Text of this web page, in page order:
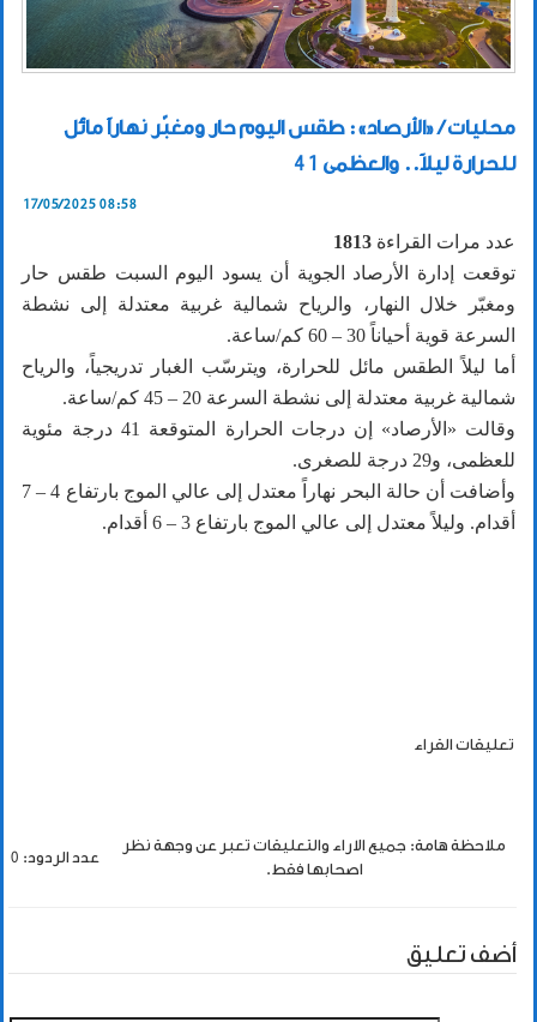
محليات / «الأرصاد»: طقس اليوم حار ومغبّر نهاراً مائل
للحرارة ليلاً.. والعظمى 41
17/05/2025 08:58
عدد مرات القراءة 1813
توقعت إدارة الأرصاد الجوية أن يسود اليوم السبت طقس حار
ومغبّر خلال النهار، والرياح شمالية غربية معتدلة إلى نشطة
السرعة قوية أحياناً 30 – 60 كم/ساعة.
أما ليلاً الطقس مائل للحرارة، ويترسّب الغبار تدريجياً، والرياح
شمالية غربية معتدلة إلى نشطة السرعة 20 – 45 كم/ساعة.
وقالت «الأرصاد» إن درجات الحرارة المتوقعة 41 درجة مئوية
للعظمى، و29 درجة للصغرى.
وأضافت أن حالة البحر نهاراً معتدل إلى عالي الموج بارتفاع 4 – 7
أقدام. وليلاً معتدل إلى عالي الموج بارتفاع 3 – 6 أقدام.
تعليقات القراء
ملاحظة هامة: جميع الاراء والتعليقات تعبر عن وجهة نظر
اصحابها فقط.
عدد الردود: 0
أضف تعليق